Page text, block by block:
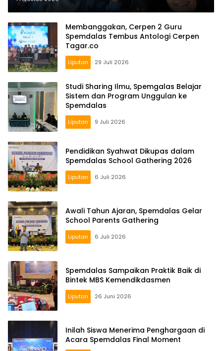
Membanggakan, Cerpen 2 Guru
Spemdalas Tembus Antologi Cerpen
Tagar.co
Liputan 29 Juli 2026
Studi Sharing Ilmu, Spemgalas Belajar
Sistem dan Program Unggulan ke
Spemdalas
Liputan 9 Juli 2026
Pendidikan Syahwat Dikupas dalam
Spemdalas School Gathering 2026
Liputan 6 Juli 2026
Awali Tahun Ajaran, Spemdalas Gelar
School Parents Gathering
Liputan 6 Juli 2026
Spemdalas Sampaikan Praktik Baik di
Bintek MBS Kemendikdasmen
Liputan 26 Juni 2026
Inilah Siswa Menerima Penghargaan di
Acara Spemdalas Final Moment